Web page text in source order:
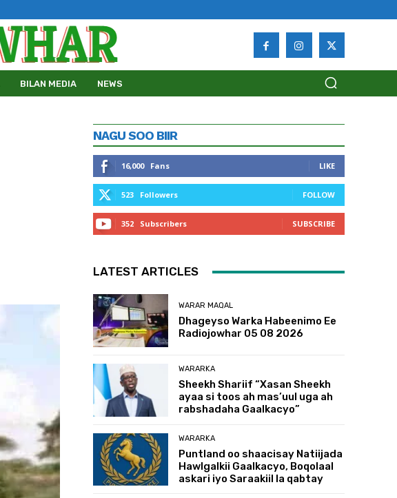
BILAN MEDIA NEWS
NAGU SOO BIIR
16,000 Fans LIKE
523 Followers FOLLOW
352 Subscribers SUBSCRIBE
LATEST ARTICLES
WARAR MAQAL
Dhageyso Warka Habeenimo Ee
Radiojowhar 05 08 2026
WARARKA
Sheekh Shariif “Xasan Sheekh
ayaa si toos ah mas’uul uga ah
rabshadaha Gaalkacyo”
WARARKA
Puntland oo shaacisay Natiijada
Hawlgalkii Gaalkacyo, Boqolaal
askari iyo Saraakiil la qabtay